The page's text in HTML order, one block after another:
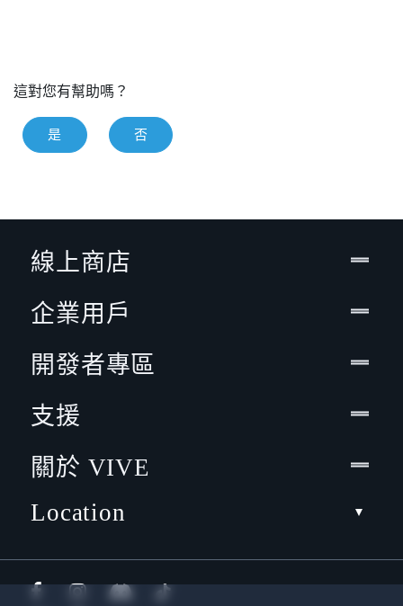
這對您有幫助嗎？
是 否
線上商店
企業用戶
開發者專區
支援
關於 VIVE
Location